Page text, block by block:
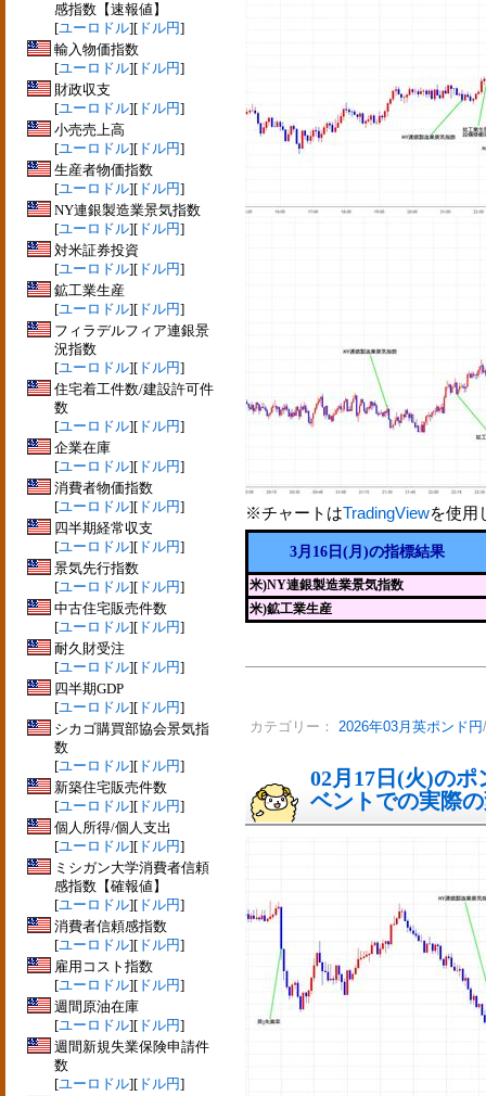
感指数【速報値】
[ユーロドル][ ドル円]
輸入物価指数
[ユーロドル][ ドル円]
財政収支
[ユーロドル][ ドル円]
小売売上高
[ユーロドル][ ドル円]
生産者物価指数
[ユーロドル][ ドル円]
NY連銀製造業景気指数
[ユーロドル][ ドル円]
対米証券投資
[ユーロドル][ ドル円]
鉱工業生産
[ユーロドル][ ドル円]
フィラデルフィア連銀景
況指数
[ユーロドル][ ドル円]
住宅着工件数/建設許可件
数
[ユーロドル][ ドル円]
企業在庫
[ユーロドル][ ドル円]
消費者物価指数
[ユーロドル][ ドル円]
四半期経常収支
[ユーロドル][ ドル円]
景気先行指数
[ユーロドル][ ドル円]
中古住宅販売件数
[ユーロドル][ ドル円]
耐久財受注
[ユーロドル][ ドル円]
四半期GDP
[ユーロドル][ ドル円]
シカゴ購買部協会景気指
数
[ユーロドル][ ドル円]
新築住宅販売件数
[ユーロドル][ ドル円]
個人所得/個人支出
[ユーロドル][ ドル円]
ミシガン大学消費者信頼
感指数【確報値】
[ユーロドル][ ドル円]
消費者信頼感指数
[ユーロドル][ ドル円]
雇用コスト指数
[ユーロドル][ ドル円]
週間原油在庫
[ユーロドル][ ドル円]
週間新規失業保険申請件
数
[ユーロドル][ ドル円]
※チャートはTradingViewを使用
3月16日(月)の指標結果
米)NY連銀製造業景気指数
米)鉱工業生産
カテゴリー： 2026年03月英ポンド円
02月17日(火)の
ベントでの実際